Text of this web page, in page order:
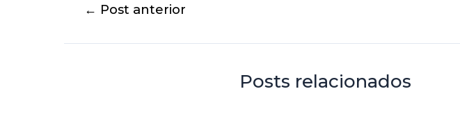
← Post anterior
Posts relacionados